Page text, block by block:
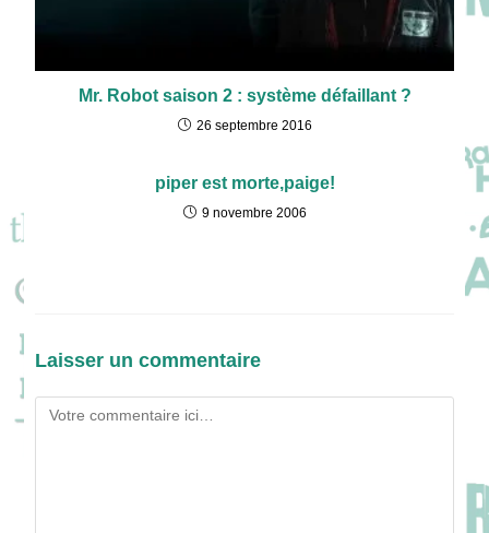
Mr. Robot saison 2 : système défaillant ?
26 septembre 2016
piper est morte,paige!
9 novembre 2006
Laisser un commentaire
Comment